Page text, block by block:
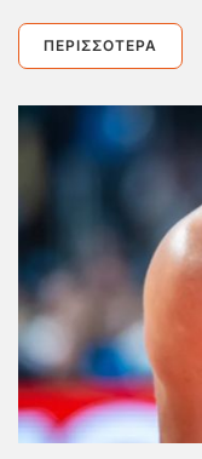
ΠΕΡΙΣΣΌΤΕΡΑ